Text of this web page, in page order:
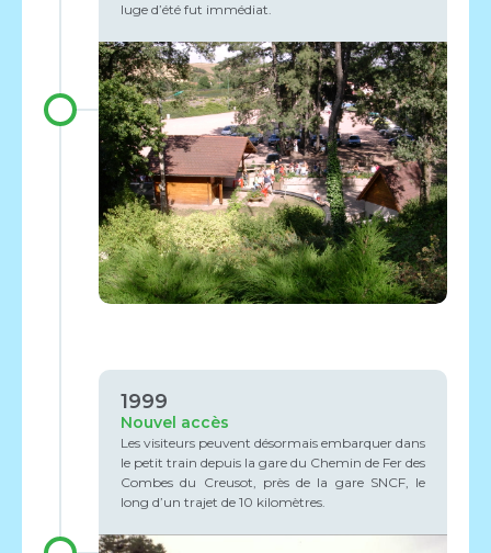
luge d’été fut immédiat.
1999
Nouvel accès
Les visiteurs peuvent désormais embarquer dans
le petit train depuis la gare du Chemin de Fer des
Combes du Creusot, près de la gare SNCF, le
long d’un trajet de 10 kilomètres.